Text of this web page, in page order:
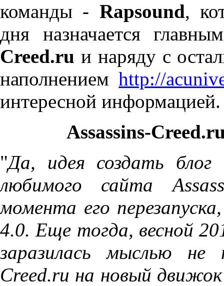
команды - Rapsound,
дня назначается
Creed.ru и наряду с
наполнениемhttp://
интересной информацией.
Assassins-
"Да, идея создать блог
любимого сайта
момента его
4.0. Еще тогда, весной
заразилась мыслью не
Сreed.ru на новый